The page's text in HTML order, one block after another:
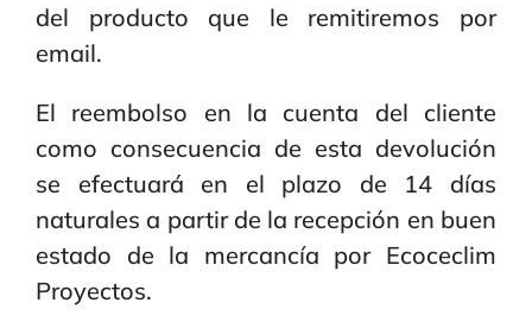
del producto que le remitiremos por
email.
El reembolso en la cuenta del cliente
como consecuencia de esta devolución
se efectuará en el plazo de 14 días
naturales a partir de la recepción en buen
estado de la mercancía por Ecoceclim
Proyectos.